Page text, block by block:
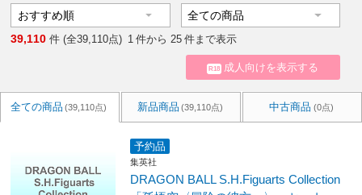
39,110 件 (全39,110点) 1 件から 25 件まで表示
R18 成人向けを表示する
全ての商品 (39,110点) 新品商品 (39,110点) 中古商品 (0点)
予約品
集英社
DRAGON BALL S.H.Figuarts Collection